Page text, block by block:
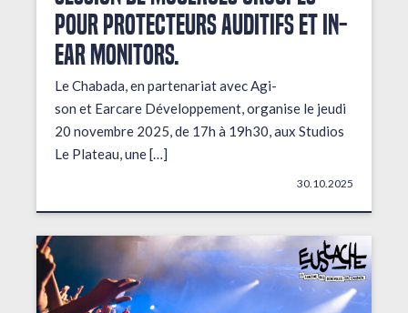
pour protecteurs auditifs et in-
ear monitors.
Le Chabada, en partenariat avec Agi-
son et Earcare Développement, organise le jeudi
20 novembre 2025, de 17h à 19h30, aux Studios
Le Plateau, une […]
30.10.2025